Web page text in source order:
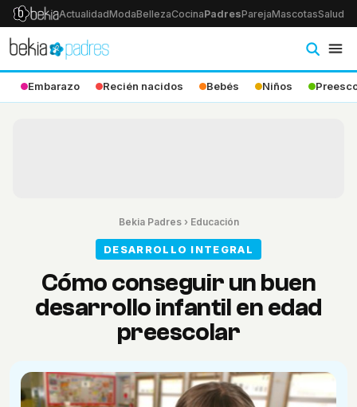
ActualidadModaBellezaCocinaPadresParejaMascotasSalud
Embarazo Recién nacidos Bebés Niños
Bekia Padres› Educación
DESARROLLO INTEGRAL
Cómo conseguir un buen
desarrollo infantil en edad
preescolar